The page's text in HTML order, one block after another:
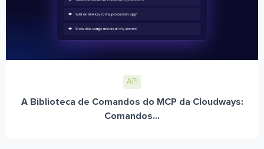
API
A Biblioteca de Comandos do MCP da Cloudways:
Comandos...